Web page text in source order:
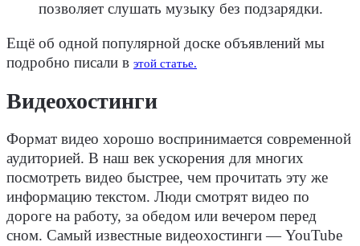
позволяет слушать музыку без подзарядки.
Ещё об одной популярной доске объявлений мы
подробно писали в этой статье.
Видеохостинги
Формат видео хорошо воспринимается современной
аудиторией. В наш век ускорения для многих
посмотреть видео быстрее, чем прочитать эту же
информацию текстом. Люди смотрят видео по
дороге на работу, за обедом или вечером перед
сном. Самый известные видеохостинги — YouTube